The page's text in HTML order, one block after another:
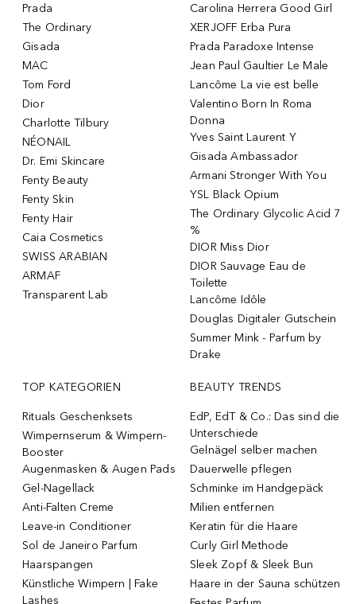
Prada
The Ordinary
Gisada
MAC
Tom Ford
Dior
Charlotte Tilbury
NÉONAIL
Dr. Emi Skincare
Fenty Beauty
Fenty Skin
Fenty Hair
Caia Cosmetics
SWISS ARABIAN
ARMAF
Transparent Lab
Carolina Herrera Good Girl
XERJOFF Erba Pura
Prada Paradoxe Intense
Jean Paul Gaultier Le Male
Lancôme La vie est belle
Valentino Born In Roma
Donna
Yves Saint Laurent Y
Gisada Ambassador
Armani Stronger With You
YSL Black Opium
The Ordinary Glycolic Acid 7
%
DIOR Miss Dior
DIOR Sauvage Eau de
Toilette
Lancôme Idôle
Douglas Digitaler Gutschein
Summer Mink - Parfum by
Drake
TOP KATEGORIEN
Rituals Geschenksets
Wimpernserum & Wimpern-
Booster
Augenmasken & Augen Pads
Gel-Nagellack
Anti-Falten Creme
Leave-in Conditioner
Sol de Janeiro Parfum
Haarspangen
Künstliche Wimpern | Fake
Lashes
BEAUTY TRENDS
EdP, EdT & Co.: Das sind die
Unterschiede
Gelnägel selber machen
Dauerwelle pflegen
Schminke im Handgepäck
Milien entfernen
Keratin für die Haare
Curly Girl Methode
Sleek Zopf & Sleek Bun
Haare in der Sauna schützen